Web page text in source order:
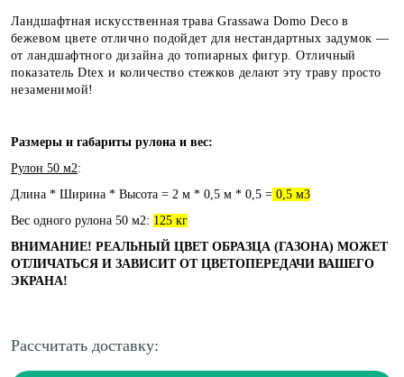
Ландшафтная искусственная трава Grassawa Domo Deco в
бежевом цвете отлично подойдет для нестандартных задумок —
от ландшафтного дизайна до топиарных фигур. Отличный
показатель Dtex и количество стежков делают эту траву просто
незаменимой!
Размеры и габариты рулона и вес:
Рулон 50 м2:
Длина * Ширина * Высота = 2 м * 0,5 м * 0,5 = 0,5 м3
Вес одного рулона 50 м2: 125 кг
ВНИМАНИЕ! РЕАЛЬНЫЙ ЦВЕТ ОБРАЗЦА (ГАЗОНА) МОЖЕТ
ОТЛИЧАТЬСЯ И ЗАВИСИТ ОТ ЦВЕТОПЕРЕДАЧИ ВАШЕГО
ЭКРАНА!
Рассчитать доставку: